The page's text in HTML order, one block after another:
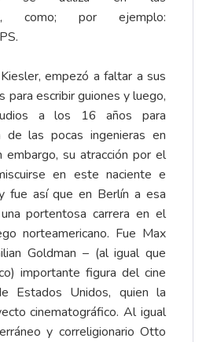
como; por ejemplo:
empezó a faltar a sus
para escribir guiones y luego,
a los 16 años para
de las pocas ingenieras en
embargo, su atracción por el
en este naciente e
fue así que en Berlín a esa
portentosa carrera en el
norteamericano. Fue Max
Goldman – (al igual que
importante figura del cine
Estados Unidos, quien la
cinematográfico. Al igual
y correligionario Otto